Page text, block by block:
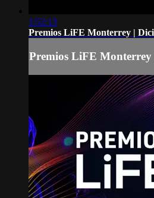
1:52:13
Premios LiFE Monterrey |
Premios LiFE Monterrey